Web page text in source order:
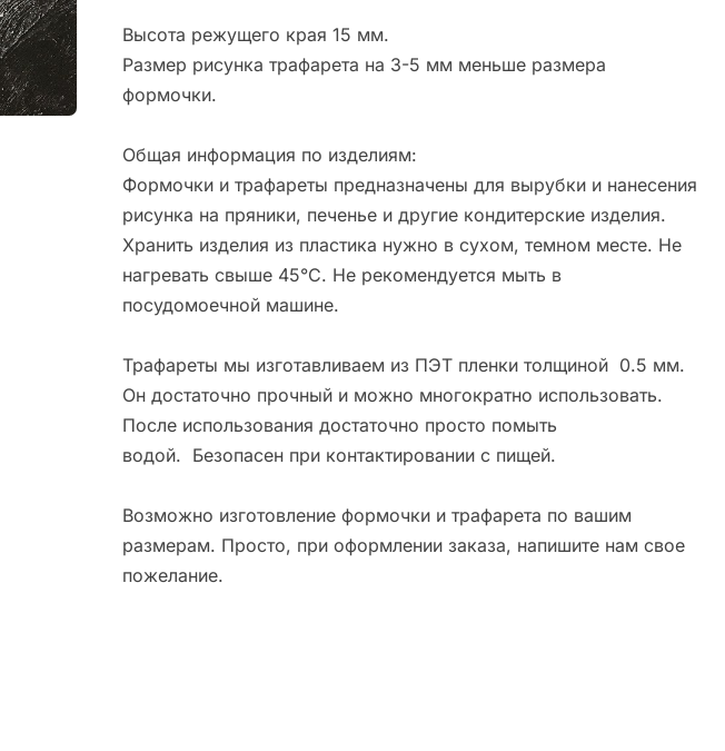
Высота режущего края 15 мм.
Размер рисунка трафарета на 3-5 мм меньше размера
формочки.
Общая информация по изделиям:
Формочки и трафареты предназначены для вырубки и нанесения
рисунка на пряники, печенье и другие кондитерские изделия.
Хранить изделия из пластика нужно в сухом, темном месте. Не
нагревать свыше 45°С. Не рекомендуется мыть в
посудомоечной машине.
Трафареты мы изготавливаем из ПЭТ пленки толщиной 0.5 мм.
Он достаточно прочный и можно многократно использовать.
После использования достаточно просто помыть
водой. Безопасен при контактировании с пищей.
Возможно изготовление формочки и трафарета по вашим
размерам. Просто, при оформлении заказа, напишите нам свое
пожелание.